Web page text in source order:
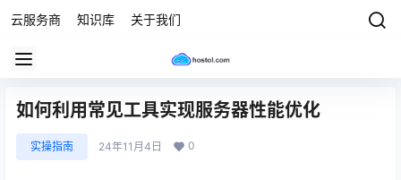
云服务商 知识库 关于我们
如何利用常见工具实现服务器性能优化
实操指南 24年11月4日 0